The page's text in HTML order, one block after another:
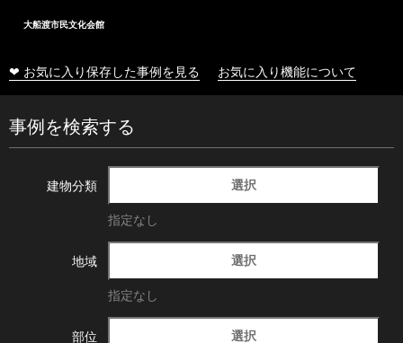
大船渡市民文化会館
❤ お気に入り保存した事例を見る お気に入り機能について
事例を検索する
建物分類 選択
指定なし
地域 選択
指定なし
部位 選択